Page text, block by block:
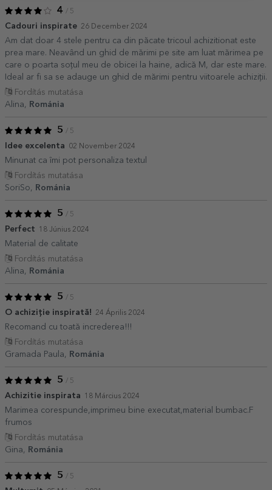
4 / 5
Cadouri inspirate 26 December 2024
Am dat doar 4 stele pentru ca din păcate tricoul achizitionat este
prea mare. Neavând un ghid de mărimi pe site am luat mărimea pe
care o poarta soțul meu de obicei la haine, adică M, dar este mare.
Ideal ar fi sa se adauge un ghid de mărimi pentru viitoarele achiziții.
Fordítás mutatása
Alina,
Románia
5 / 5
Idee excelenta 02 November 2024
Minunat ca îmi pot personaliza textul
Fordítás mutatása
SoriSo,
Románia
5 / 5
Perfect 18 Június 2024
Material de calitate
Fordítás mutatása
Alina,
Románia
5 / 5
O achiziție inspirată! 24 Április 2024
Recomand cu toată increderea!!!
Fordítás mutatása
Gramada Paula,
Románia
5 / 5
Achizitie inspirata 18 Március 2024
Marimea corespunde,imprimeu bine executat,material bumbac.F
frumos
Fordítás mutatása
Gina,
Románia
5 / 5